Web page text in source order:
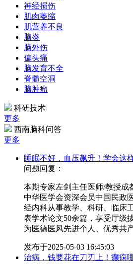
神经损伤
肌肉萎缩
肌营养不良
脑炎
脑外伤
偏头痛
脑发育不全
脊髓空洞
脑肿瘤
科研技术
更多
西南脑科问答
更多
睡眠不好，血压飙升！学会这
问题回复：
本期专家左剑主任医师/教授成
中华医学会资深会员中国民政
经内科从事教学、科研、临床
表学术论文50余篇，享受厅级
为医德医风先进个人、优秀共
发布于2025-05-03 16:45:03
治病，钱要花在刀刃上！癫痫